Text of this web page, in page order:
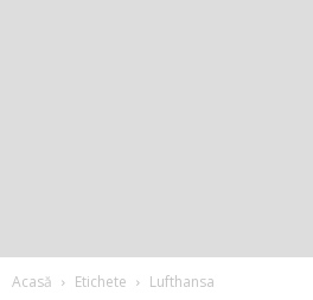
Acasă Etichete Lufthansa